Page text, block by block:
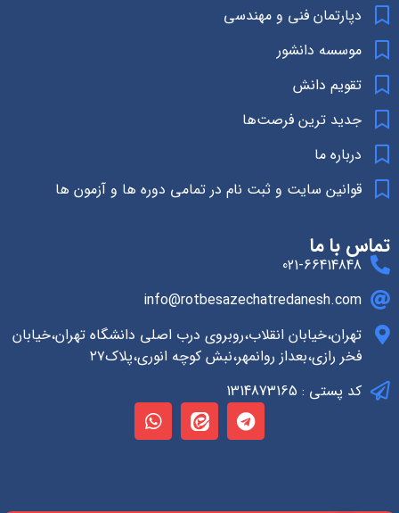
دپارتمان فنی و مهندسی
موسسه دانشور
تقویم دانش
جدید ترین فرصت‌ها
درباره ما
قوانین سایت و ثبت نام در تمامی دوره ها و آزمون ها
تماس با ما
021-66414848
info@rotbesazechatredanesh.com
تهران،خیابان انقلاب،روبروی درب اصلی دانشگاه تهران،خیابان
فخر رازی،بعداز روانمهر،نبش کوچه انوری،پلاک۲۷
کد پستی : 1314873165